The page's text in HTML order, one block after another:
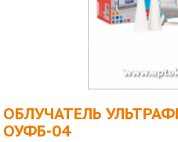
ОБЛУЧАТЕЛЬ
ОУФБ-04